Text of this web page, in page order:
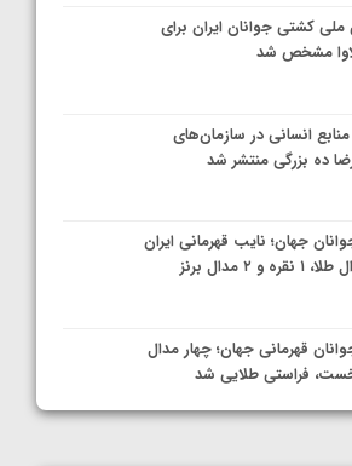
کشتی جوانان ایران برای
مشخص شد
انسانی در سازمان‌های
ده بزرگی منتشر شد
جهان؛ نایب قهرمانی ایران
قهرمانی جهان؛ چهار مدال
فراستی طلایی شد